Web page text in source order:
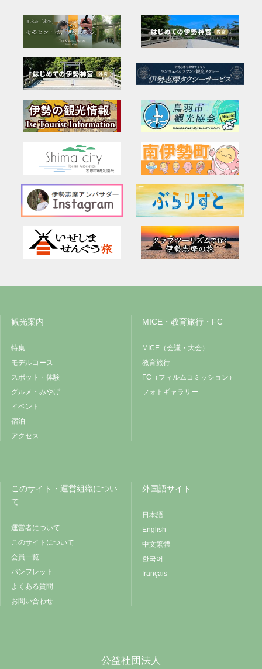
観光案内
特集
モデルコース
スポット・体験
グルメ・みやげ
イベント
宿泊
アクセス
MICE・教育旅行・FC
MICE（会議・大会）
教育旅行
FC（フィルムコミッション）
フォトギャラリー
このサイト・運営組織につい
て
運営者について
このサイトについて
会員一覧
パンフレット
よくある質問
お問い合わせ
外国語サイト
日本語
English
中文繁體
한국어
français
公益社団法人